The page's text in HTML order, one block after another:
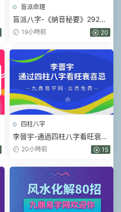
盲派命理
盲派八字-《納音秘要》292頁–
A5銅版封皮.pdf
19小時前 20
四柱八字
李晉宇-通過四柱八字看旺衰喜
忌的獨門絕技 一集視頻
20小時前 15